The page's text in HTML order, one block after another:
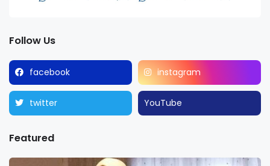
Follow Us
facebook instagram
twitter YouTube
Featured